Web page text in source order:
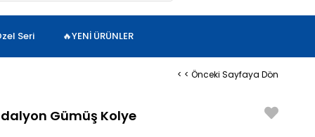
Seri 🔥YENİ ÜRÜNLER
< < Önceki Sayfaya Dön
Gümüş Kolye